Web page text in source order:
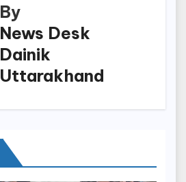
By
News Desk
Dainik
Uttarakhand